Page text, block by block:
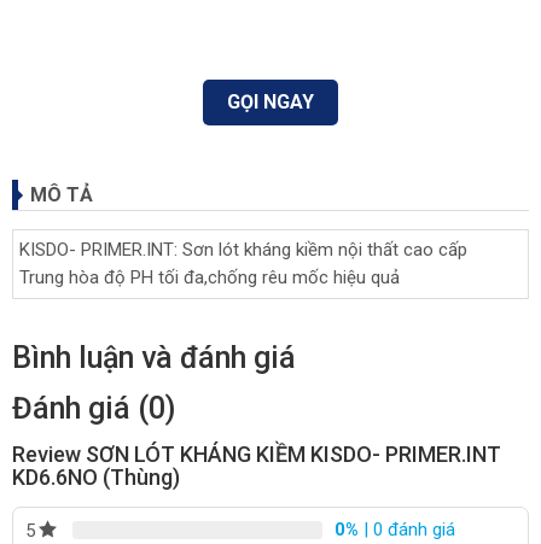
GỌI NGAY
MÔ TẢ
KISDO- PRIMER.INT: Sơn lót kháng kiềm nội thất cao cấp
Trung hòa độ PH tối đa,chống rêu mốc hiệu quả
Bình luận và đánh giá
Đánh giá (0)
Review SƠN LÓT KHÁNG KIỀM KISDO- PRIMER.INT
KD6.6NO (Thùng)
5 0% | 0 đánh giá